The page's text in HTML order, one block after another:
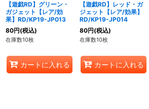
【遊戯RD】グリーン・
ガジェット【レア/効
果】RD/KP19-JP013
80円(税込)
在庫数10枚
カートに入れる
【遊戯RD】レッド・ガ
ジェット【レア/効果】
RD/KP19-JP014
80円(税込)
在庫数10枚
カートに入れる